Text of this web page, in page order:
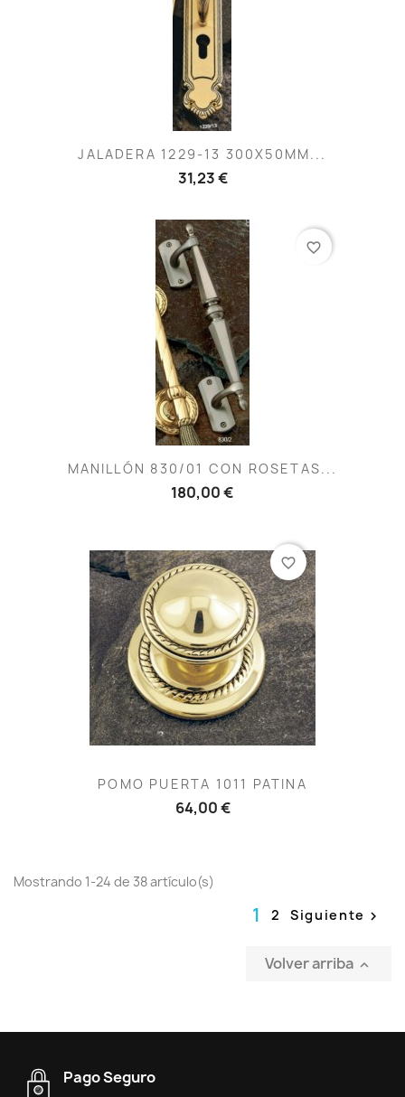
JALADERA 1229-13 300X50MM...
31,23 €
MANILLÓN 830/01 CON ROSETAS...
180,00 €
favorite_border
POMO PUERTA 1011 PATINA
64,00 €
favorite_border
Mostrando 1-24 de 38 artículo(s)
1 2 Siguiente 
Volver arriba 
Pago Seguro